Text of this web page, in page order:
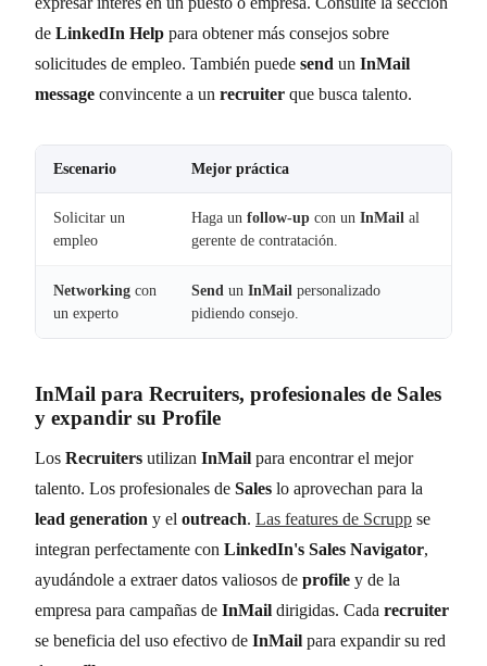
de LinkedIn Help para obtener más consejos sobre
solicitudes de empleo. También puede send un InMail
message convincente a un recruiter que busca talento.
Escenario Mejor práctica
Solicitar un
empleo
Haga un follow-up con un InMail al
gerente de contratación.
Networking con
un experto
Send un InMail personalizado
pidiendo consejo.
InMail para Recruiters, profesionales de Sales
y expandir su Profile
Los Recruiters utilizan InMail para encontrar el mejor
talento. Los profesionales de Sales lo aprovechan para la
lead generation y el outreach. Las features de Scrupp se
integran perfectamente con LinkedIn's Sales Navigator,
ayudándole a extraer datos valiosos de profile y de la
empresa para campañas de InMail dirigidas. Cada recruiter
se beneficia del uso efectivo de InMail para expandir su red